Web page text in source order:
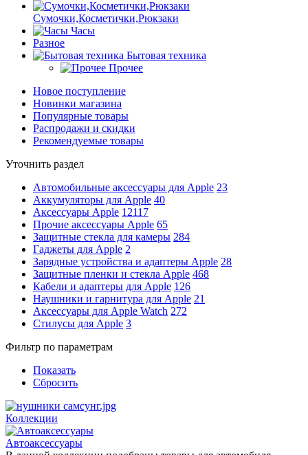
Сумочки,Косметички,Рюкзаки
Часы
Разное
Бытовая техника
Прочее
Новое поступление
Новинки магазина
Популярные товары
Распродажи и скидки
Рекомендуемые товары
Уточнить раздел
Автомобильные аксессуары для Apple 23
Аккумуляторы для Apple 40
Аксессуары Apple 12117
Прочие аксессуары Apple 65
Защитные стекла для камеры 284
Гаджеты для Apple 2
Зарядные устройства и адаптеры Apple 28
Защитные пленки и стекла Apple 468
Кабели и адаптеры для Apple 126
Наушники и гарнитура для Apple 21
Аксессуары для Apple Watch 272
Стилусы для Apple 3
Фильтр по параметрам
Показать
Сбросить
Коллекции
Автоаксессуары